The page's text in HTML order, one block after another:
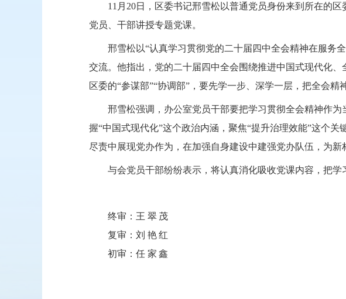
11月20日，区委书记邢雪松以普通党员身份来到所在的
党员、干部讲授专题党课。
邢雪松以“认真学习贯彻党的二十届四中全会精神在服务
交流。他指出，党的二十届四中全会围绕推进中国式现代化
区委的“参谋部”“协调部”，要先学一步、深学一层，把全会精
邢雪松强调，办公室党员干部要把学习贯彻全会精神作
握“中国式现代化”这个政治内涵，聚焦“提升治理效能”这个
尽责中展现党办作为，在加强自身建设中建强党办队伍，为新
与会党员干部纷纷表示，将认真消化吸收党课内容，把
终审： 王翠茂
复审： 刘艳红
初审： 任家鑫